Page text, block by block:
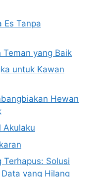
Es Tanpa
Teman yang Baik
untuk Kawan
Hewan
Akulaku
Terhapus: Solusi
yang Hilang